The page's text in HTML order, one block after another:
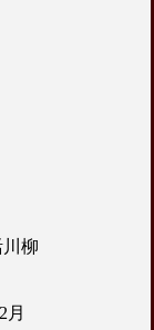
川柳
月